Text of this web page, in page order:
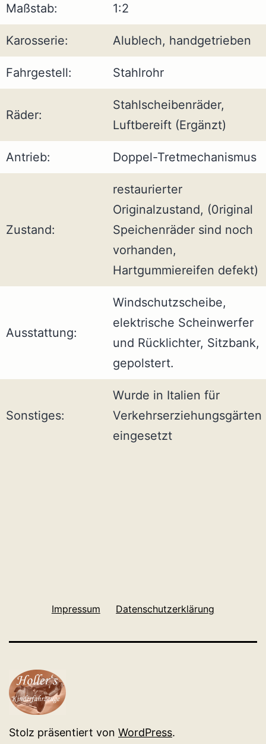
Maßstab: 1:2
Karosserie: Alublech, handgetrieben
Fahrgestell: Stahlrohr
Räder:
Stahlscheibenräder,
Luftbereift (Ergänzt)
Antrieb: Doppel-Tretmechanismus
Zustand:
restaurierter
Originalzustand, (0riginal
Speichenräder sind noch
vorhanden,
Hartgummiereifen defekt)
Ausstattung:
Windschutzscheibe,
elektrische Scheinwerfer
und Rücklichter, Sitzbank,
gepolstert.
Sonstiges:
Wurde in Italien für
Verkehrserziehungsgärten
eingesetzt
Impressum Datenschutzerklärung
Stolz präsentiert von WordPress.